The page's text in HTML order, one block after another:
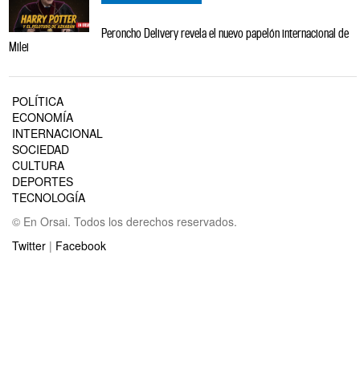
Peroncho Delivery revela el nuevo papelón internacional de
Milei
POLÍTICA
ECONOMÍA
INTERNACIONAL
SOCIEDAD
CULTURA
DEPORTES
TECNOLOGÍA
© En Orsai. Todos los derechos reservados.
Twitter | Facebook